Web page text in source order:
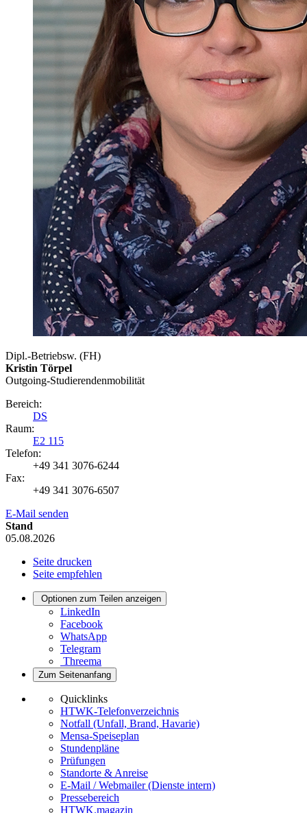
Dipl.-Betriebsw. (FH)
Kristin Törpel
Outgoing-Studierendenmobilität
Bereich:
DS
Raum:
E2 115
Telefon:
+49 341 3076-6244
Fax:
+49 341 3076-6507
E-Mail senden
Stand
05.08.2026
Seite drucken
Seite empfehlen
Optionen zum Teilen anzeigen
LinkedIn
Facebook
WhatsApp
Telegram
Threema
Zum Seitenanfang
Quicklinks
HTWK-Telefonverzeichnis
Notfall (Unfall, Brand, Havarie)
Mensa-Speiseplan
Stundenpläne
Prüfungen
Standorte & Anreise
E-Mail / Webmailer (Dienste intern)
Pressebereich
HTWK.magazin